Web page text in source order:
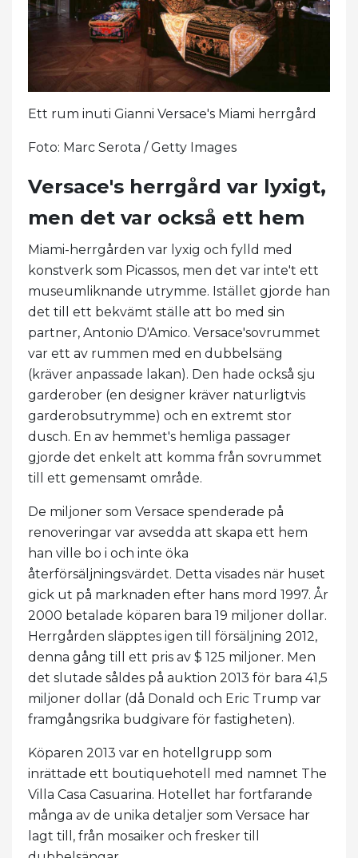
Ett rum inuti Gianni Versace's Miami herrgård
Foto: Marc Serota / Getty Images
Versace's herrgård var lyxigt,
men det var också ett hem
Miami-herrgården var lyxig och fylld med
konstverk som Picassos, men det var inte't ett
museumliknande utrymme. Istället gjorde han
det till ett bekvämt ställe att bo med sin
partner, Antonio D'Amico. Versace'sovrummet
var ett av rummen med en dubbelsäng
(kräver anpassade lakan). Den hade också sju
garderober (en designer kräver naturligtvis
garderobsutrymme) och en extremt stor
dusch. En av hemmet's hemliga passager
gjorde det enkelt att komma från sovrummet
till ett gemensamt område.
De miljoner som Versace spenderade på
renoveringar var avsedda att skapa ett hem
han ville bo i och inte öka
återförsäljningsvärdet. Detta visades när huset
gick ut på marknaden efter hans mord 1997. År
2000 betalade köparen bara 19 miljoner dollar.
Herrgården släpptes igen till försäljning 2012,
denna gång till ett pris av $ 125 miljoner. Men
det slutade såldes på auktion 2013 för bara 41,5
miljoner dollar (då Donald och Eric Trump var
framgångsrika budgivare för fastigheten).
Köparen 2013 var en hotellgrupp som
inrättade ett boutiquehotell med namnet The
Villa Casa Casuarina. Hotellet har fortfarande
många av de unika detaljer som Versace har
lagt till, från mosaiker och fresker till